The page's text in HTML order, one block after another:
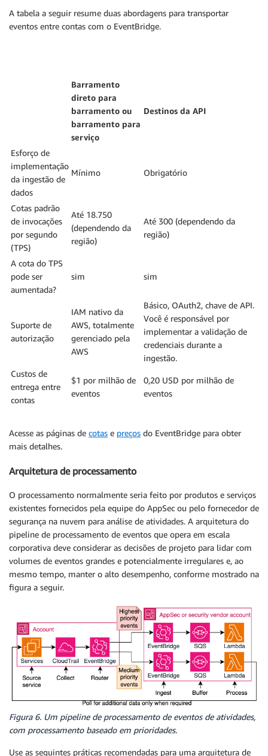
A tabela a seguir resume duas abordagens para transportar
eventos entre contas com o EventBridge.
Barramento
direto para
barramento ou
barramento para
serviço
Destinos da API
Esforço de
implementação
da ingestão de
dados
Mínimo Obrigatório
Cotas padrão
de invocações
por segundo
(TPS)
Até 18.750
(dependendo da
região)
Até 300 (dependendo da
região)
A cota do TPS
pode ser
aumentada?
sim sim
Suporte de
autorização
IAM nativo da
AWS, totalmente
gerenciado pela
AWS
Básico, OAuth2, chave de API.
Você é responsável por
implementar a validação de
credenciais durante a
ingestão.
Custos de
entrega entre
contas
$1 por milhão de
eventos
0,20 USD por milhão de
eventos
Acesse as páginas de cotas e preços do EventBridge para obter
mais detalhes.
Arquitetura de processamento
O processamento normalmente seria feito por produtos e serviços
existentes fornecidos pela equipe do AppSec ou pelo fornecedor de
segurança na nuvem para análise de atividades. A arquitetura do
pipeline de processamento de eventos que opera em escala
corporativa deve considerar as decisões de projeto para lidar com
volumes de eventos grandes e potencialmente irregulares e, ao
mesmo tempo, manter o alto desempenho, conforme mostrado na
figura a seguir.
Figura 6. Um pipeline de processamento de eventos de atividades,
com processamento baseado em prioridades.
Use as seguintes práticas recomendadas para uma arquitetura de